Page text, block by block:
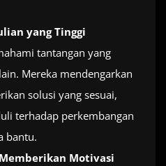
yang Tinggi
tantangan yang
Mereka mendengarkan
solusi yang sesuai,
terhadap perkembangan
bantu.
Motivasi